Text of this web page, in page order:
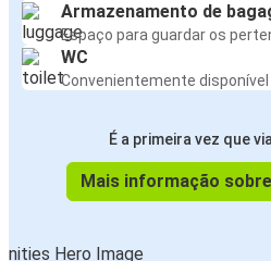
Armazenamento de
Espaço para guardar os
WC
Convenientemente
É a primeira vez que
Mais informação